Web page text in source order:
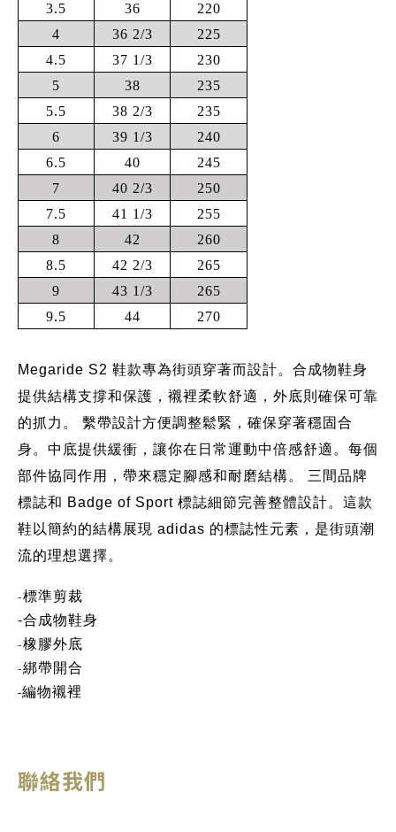
3.5
36
220
4
36 2/3
225
4.5
37 1/3
230
5
38
235
5.5
38 2/3
235
6
39 1/3
240
6.5
40
245
7
40 2/3
250
7.5
41 1/3
255
8
42
260
8.5
42 2/3
265
9
43 1/3
265
9.5
44 270
Megaride S2 鞋款專為街頭穿著而設計。合成物鞋身
提供結構支撐和保護，襯裡柔軟舒適，外底則確保可靠
的抓力。 繫帶設計方便調整鬆緊，確保穿著穩固合
身。中底提供緩衝，讓你在日常運動中倍感舒適。每個
部件協同作用，帶來穩定腳感和耐磨結構。 三間品牌
標誌和 Badge of Sport 標誌細節完善整體設計。這款
鞋以簡約的結構展現 adidas 的標誌性元素，是街頭潮
流的理想選擇。
-標準剪裁
-合成物鞋身
-橡膠外底
-綁帶開合
-編物襯裡
聯絡我們